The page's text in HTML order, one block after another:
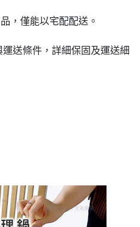
，僅能以宅配配送。
送條件，詳細保固及運送細